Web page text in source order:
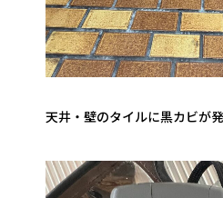
天井・壁のタイルに黒カビが